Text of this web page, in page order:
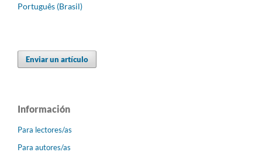
Português (Brasil)
Enviar un artículo
Información
Para lectores/as
Para autores/as